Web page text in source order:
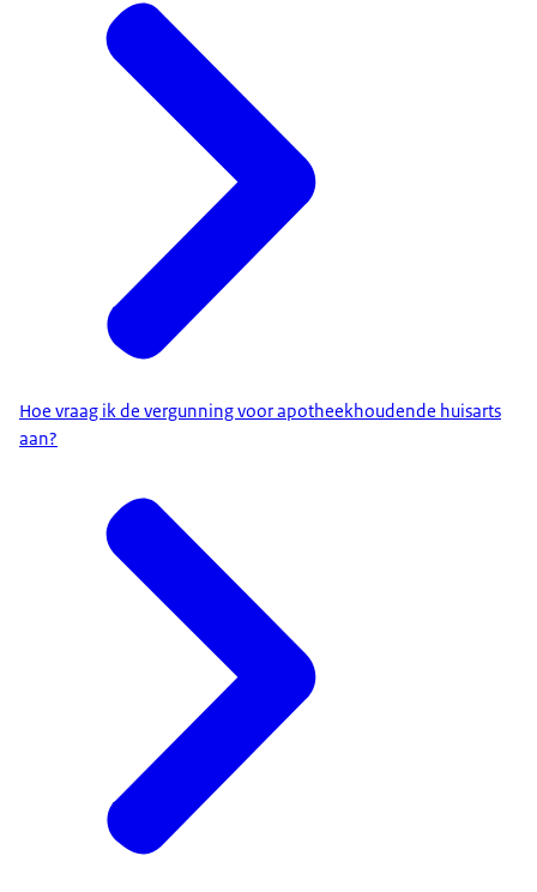
Hoe vraag ik de vergunning voor apotheekhoudende huisarts
aan?